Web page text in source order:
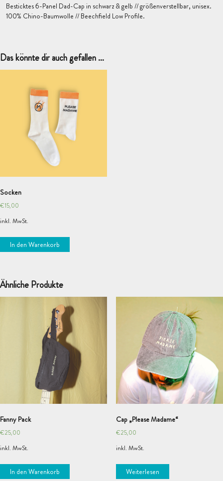
Besticktes 6-Panel Dad-Cap in schwarz & gelb // größenverstellbar, unisex.
100% Chino-Baumwolle // Beechfield Low Profile.
Das könnte dir auch gefallen …
Socken
€15,00
inkl. MwSt.
In den Warenkorb
Ähnliche Produkte
Fanny Pack
€25,00
inkl. MwSt.
In den Warenkorb
Cap „Please Madame“
€25,00
inkl. MwSt.
Weiterlesen